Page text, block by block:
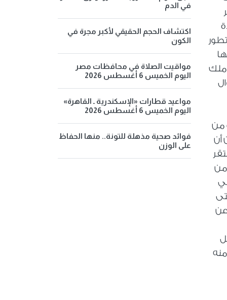
ملك
من
أن
من
عن
في الدم
اكتشاف الحجم الحقيقي لأكبر مجرة في
الكون
مواقيت الصلاة في محافظات مصر
اليوم الخميس 6 أغسطس 2026
مواعيد قطارات «الإسكندرية ـ القاهرة»
اليوم الخميس 6 أغسطس 2026
فوائد صحية مذهلة للتونة.. منها الحفاظ
على الوزن